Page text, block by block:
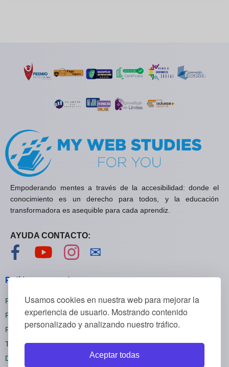
Usamos cookies en nuestra web para mejorar la
experiencia de usuario. Mostrando contenido
personalizado y analizando nuestro tráfico.
Aceptar todas
Empoderando mentes a través de la accesibilidad: donde el
conocimiento es un derecho para todos, y la educación
transformadora es asequible para cada aprendiz.
AYUDA CONTACTO:
Visítanos en Facebook
Visítanos en YouTube
Visítanos en Instagram
✉
Políticas generales
Políticas de privacidad
Políticas de cookies
Políticas de reembolsos
Términos y condiciones
Darse de baja